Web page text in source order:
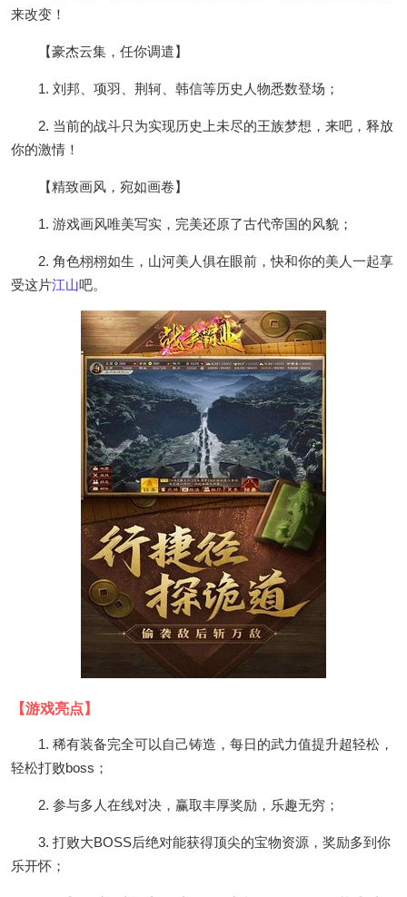
来改变！
【豪杰云集，任你调遣】
1. 刘邦、项羽、荆轲、韩信等历史人物悉数登场；
2. 当前的战斗只为实现历史上未尽的王族梦想，来吧，释放
你的激情！
【精致画风，宛如画卷】
1. 游戏画风唯美写实，完美还原了古代帝国的风貌；
2. 角色栩栩如生，山河美人俱在眼前，快和你的美人一起享
受这片江山吧。
【游戏亮点】
1. 稀有装备完全可以自己铸造，每日的武力值提升超轻松，
轻松打败boss；
2. 参与多人在线对决，赢取丰厚奖励，乐趣无穷；
3. 打败大BOSS后绝对能获得顶尖的宝物资源，奖励多到你
乐开怀；